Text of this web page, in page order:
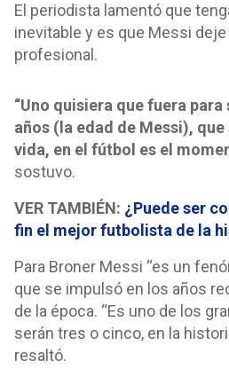
El periodista lamentó que
inevitable y es que Messi
profesional.
“Uno quisiera que fuera para
años (la edad de Messi), que
vida, en el fútbol es el
sostuvo.
VER TAMBIÉN: ¿Puede ser
fin el mejor futbolista de la
Para Broner Messi “es un
que se impulsó en los años
de la época. “Es uno de los
serán tres o cinco, en la
resaltó.